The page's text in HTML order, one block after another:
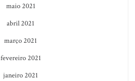
maio 2021
abril 2021
março 2021
fevereiro 2021
janeiro 2021